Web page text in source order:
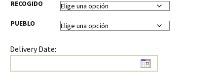
RECOGIDO
PUEBLO
Delivery Date: